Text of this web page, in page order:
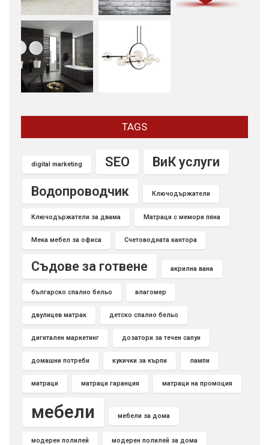
TAGS
digital marketing SEO
ВиК услуги
Водопроводчик
Ключодържатели
Ключодържатели за двама Матраци с мемори пяна
Мека мебел за офиса Счетоводната кантора
Съдове за готвене акрилна вана
българско спално бельо влагомер
двулицев матрак детско спално бельо
дигитален маркетинг дозатори за течен сапун
домашни потреби кукички за кърпи лампи
матраци матраци гаранция матраци на промоция
мебели мебели за дома
модерен полилей модерен полилей за дома